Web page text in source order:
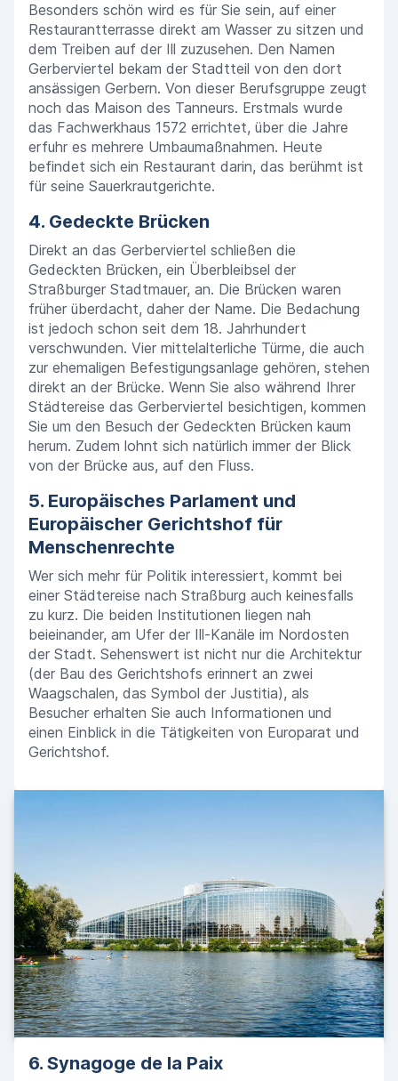
Besonders schön wird es für Sie sein, auf einer
Restaurantterrasse direkt am Wasser zu sitzen und
dem Treiben auf der Ill zuzusehen. Den Namen
Gerberviertel bekam der Stadtteil von den dort
ansässigen Gerbern. Von dieser Berufsgruppe zeugt
noch das Maison des Tanneurs. Erstmals wurde
das Fachwerkhaus 1572 errichtet, über die Jahre
erfuhr es mehrere Umbaumaßnahmen. Heute
befindet sich ein Restaurant darin, das berühmt ist
für seine Sauerkrautgerichte.
4. Gedeckte Brücken
Direkt an das Gerberviertel schließen die
Gedeckten Brücken, ein Überbleibsel der
Straßburger Stadtmauer, an. Die Brücken waren
früher überdacht, daher der Name. Die Bedachung
ist jedoch schon seit dem 18. Jahrhundert
verschwunden. Vier mittelalterliche Türme, die auch
zur ehemaligen Befestigungsanlage gehören, stehen
direkt an der Brücke. Wenn Sie also während Ihrer
Städtereise das Gerberviertel besichtigen, kommen
Sie um den Besuch der Gedeckten Brücken kaum
herum. Zudem lohnt sich natürlich immer der Blick
von der Brücke aus, auf den Fluss.
5. Europäisches Parlament und
Europäischer Gerichtshof für
Menschenrechte
Wer sich mehr für Politik interessiert, kommt bei
einer Städtereise nach Straßburg auch keinesfalls
zu kurz. Die beiden Institutionen liegen nah
beieinander, am Ufer der Ill-Kanäle im Nordosten
der Stadt. Sehenswert ist nicht nur die Architektur
(der Bau des Gerichtshofs erinnert an zwei
Waagschalen, das Symbol der Justitia), als
Besucher erhalten Sie auch Informationen und
einen Einblick in die Tätigkeiten von Europarat und
Gerichtshof.
6. Synagoge de la Paix